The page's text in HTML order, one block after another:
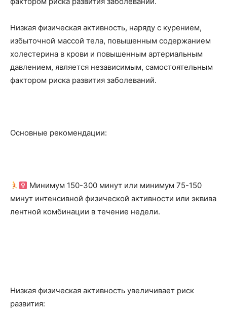
Низкая физическая активность, наряду с курением,
избыточной массой тела, повышенным содержанием
холестерина в крови и повышенным артериальным
давлением, является независимым, самостоятельным
фактором риска развития заболеваний.
Основные рекомендации:
Минимум 150-300 минут или минимум 75-150
минут интенсивной физической активности или эквива
лентной комбинации в течение недели.
Низкая физическая активность увеличивает риск
развития: